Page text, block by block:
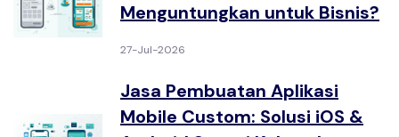
Menguntungkan untuk Bisnis?
27-Jul-2026
Jasa Pembuatan Aplikasi
Mobile Custom: Solusi iOS &